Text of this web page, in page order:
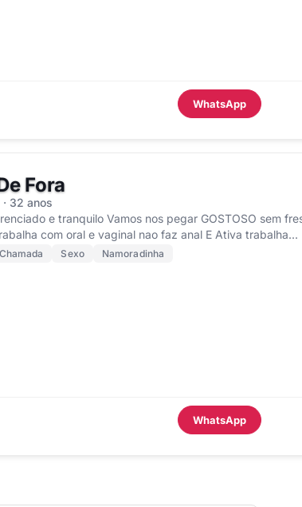
WhatsApp
Fora
· 32 anos
e tranquilo Vamos nos pegar GOSTOSO sem
outra A passiva trabalha com oral e vaginal nao faz anal E Ativa trabalha...
Chamada Sexo Namoradinha
WhatsApp